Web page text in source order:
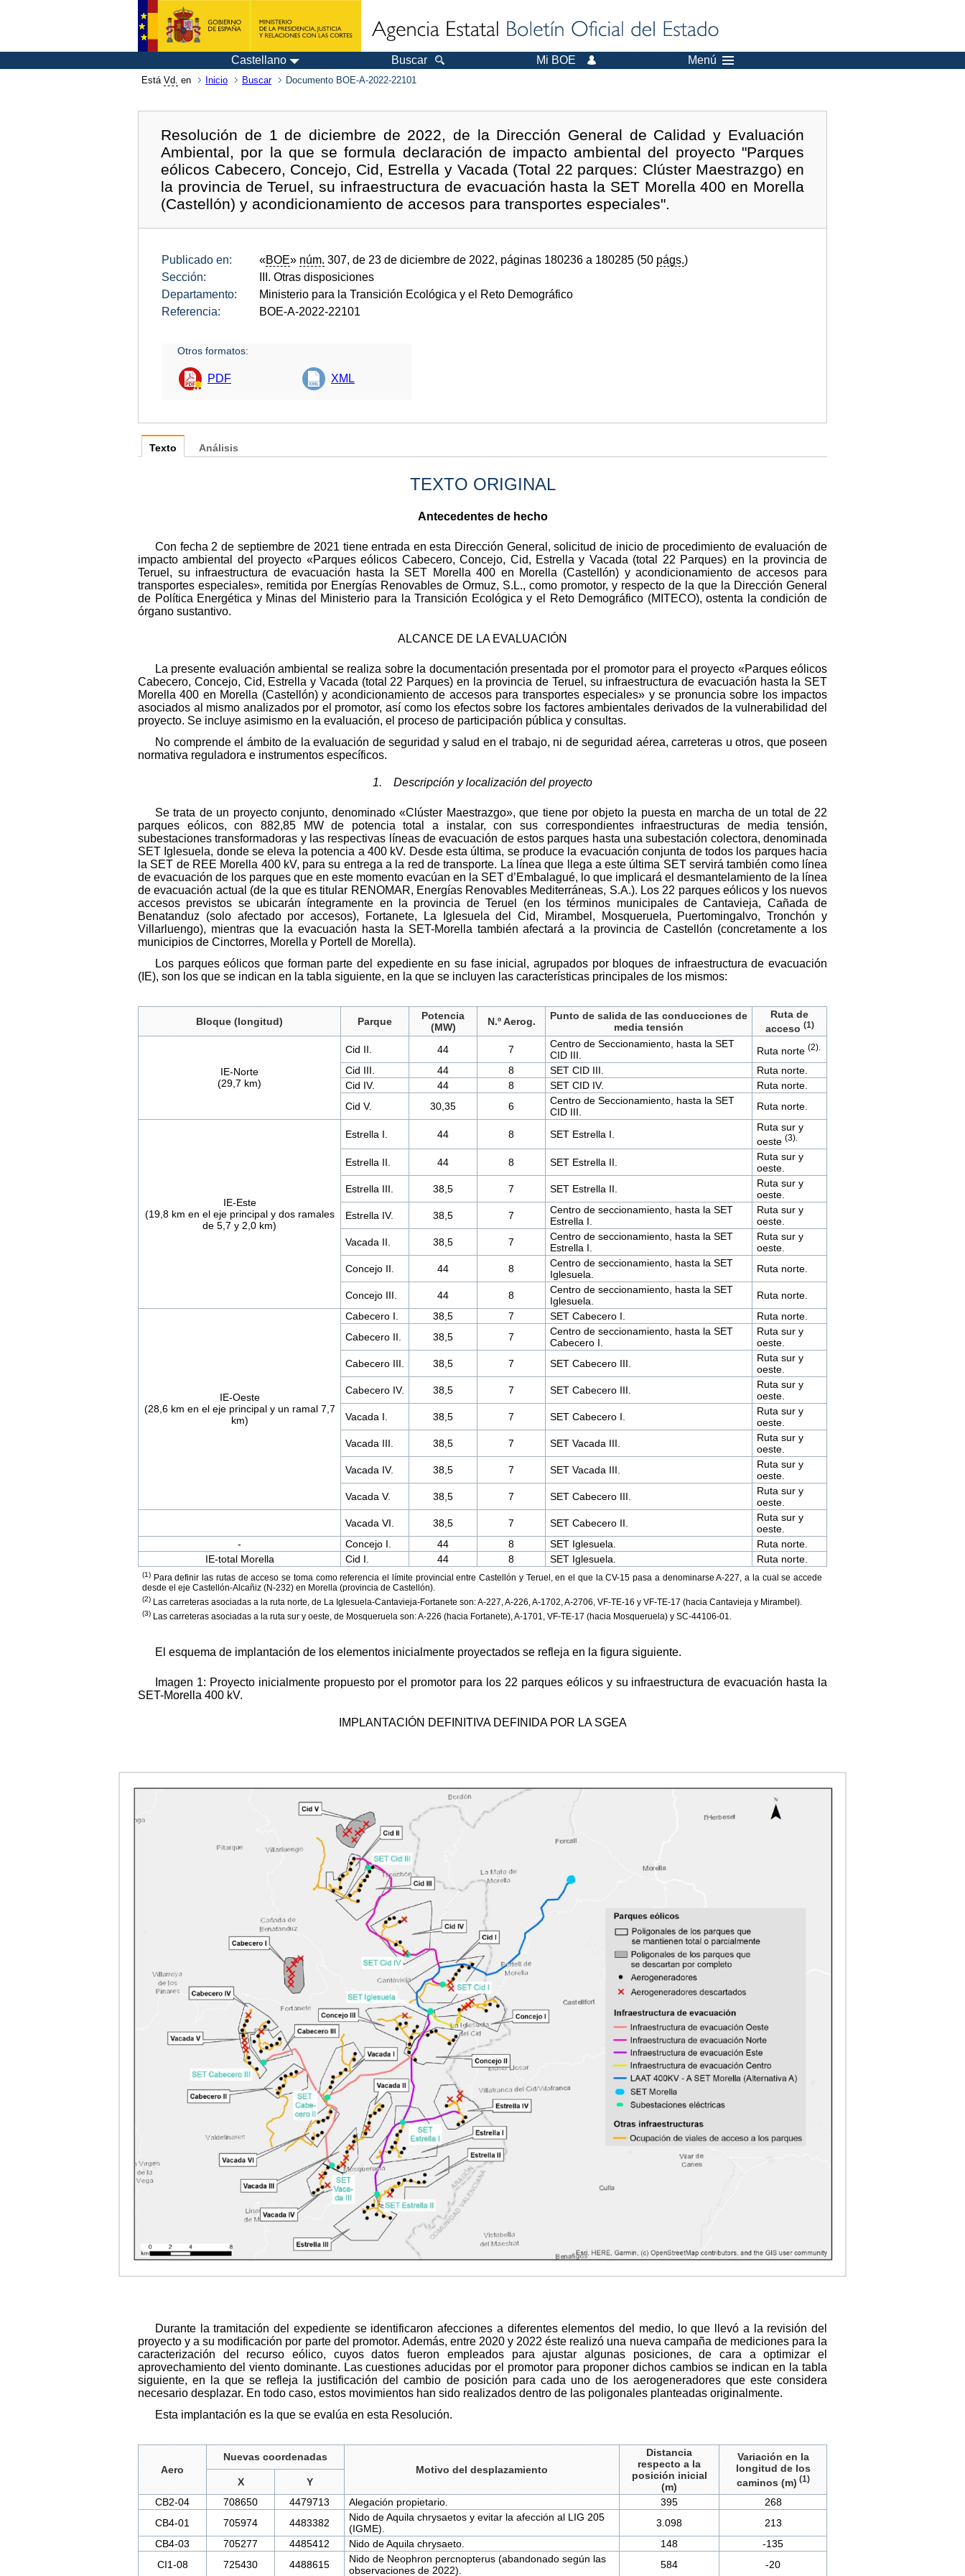
Castellano Buscar Mi BOE Menú
Está Vd. en Inicio Buscar Documento BOE-A-2022-22101
Resolución de 1 de diciembre de 2022, de la Dirección General de Calidad y Evaluación
Ambiental, por la que se formula declaración de impacto ambiental del proyecto "Parques
eólicos Cabecero, Concejo, Cid, Estrella y Vacada (Total 22 parques: Clúster Maestrazgo) en
la provincia de Teruel, su infraestructura de evacuación hasta la SET Morella 400 en Morella
(Castellón) y acondicionamiento de accesos para transportes especiales".
Publicado en: «BOE» núm. 307, de 23 de diciembre de 2022, páginas 180236 a 180285 (50 págs.)
Sección:
III. Otras disposiciones
Departamento:
Ministerio para la Transición Ecológica y el Reto Demográfico
Referencia:
BOE-A-2022-22101
Otros formatos:
PDF XML
Texto
TEXTO ORIGINAL
Antecedentes de hecho
Con fecha 2 de septiembre de 2021 tiene entrada en esta Dirección General, solicitud de inicio de procedimiento de evaluación de
impacto ambiental del proyecto «Parques eólicos Cabecero, Concejo, Cid, Estrella y Vacada (total 22 Parques) en la provincia de
Teruel, su infraestructura de evacuación hasta la SET Morella 400 en Morella (Castellón) y acondicionamiento de accesos para
transportes especiales», remitida por Energías Renovables de Ormuz, S.L., como promotor, y respecto de la que la Dirección General
de Política Energética y Minas del Ministerio para la Transición Ecológica y el Reto Demográfico (MITECO), ostenta la condición de
órgano sustantivo.
ALCANCE DE LA EVALUACIÓN
La presente evaluación ambiental se realiza sobre la documentación presentada por el promotor para el proyecto «Parques eólicos
Cabecero, Concejo, Cid, Estrella y Vacada (total 22 Parques) en la provincia de Teruel, su infraestructura de evacuación hasta la SET
Morella 400 en Morella (Castellón) y acondicionamiento de accesos para transportes especiales» y se pronuncia sobre los impactos
asociados al mismo analizados por el promotor, así como los efectos sobre los factores ambientales derivados de la vulnerabilidad del
proyecto. Se incluye asimismo en la evaluación, el proceso de participación pública y consultas.
No comprende el ámbito de la evaluación de seguridad y salud en el trabajo, ni de seguridad aérea, carreteras u otros, que poseen
normativa reguladora e instrumentos específicos.
1. Descripción y localización del proyecto
Se trata de un proyecto conjunto, denominado «Clúster Maestrazgo», que tiene por objeto la puesta en marcha de un total de 22
parques eólicos, con 882,85 MW de potencia total a instalar, con sus correspondientes infraestructuras de media tensión,
subestaciones transformadoras y las respectivas líneas de evacuación de estos parques hasta una subestación colectora, denominada
SET Iglesuela, donde se eleva la potencia a 400 kV. Desde esta última, se produce la evacuación conjunta de todos los parques hacia
la SET de REE Morella 400 kV, para su entrega a la red de transporte. La línea que llega a este última SET servirá también como línea
de evacuación de los parques que en este momento evacúan en la SET d’Embalagué, lo que implicará el desmantelamiento de la línea
de evacuación actual (de la que es titular RENOMAR, Energías Renovables Mediterráneas, S.A.). Los 22 parques eólicos y los nuevos
accesos previstos se ubicarán íntegramente en la provincia de Teruel (en los términos municipales de Cantavieja, Cañada de
Benatanduz (solo afectado por accesos), Fortanete, La Iglesuela del Cid, Mirambel, Mosqueruela, Puertomingalvo, Tronchón y
Villarluengo), mientras que la evacuación hasta la SET-Morella también afectará a la provincia de Castellón (concretamente a los
municipios de Cinctorres, Morella y Portell de Morella).
Los parques eólicos que forman parte del expediente en su fase inicial, agrupados por bloques de infraestructura de evacuación
(IE), son los que se indican en la tabla siguiente, en la que se incluyen las características principales de los mismos:
Bloque (longitud) Parque
Potencia
(MW)
N.º Aerog.
Punto de salida de las conducciones de
media tensión
Ruta de
acceso (1)
IE-Norte
(29,7 km)
Cid II. 44 7
Centro de Seccionamiento, hasta la SET
CID III.
Ruta norte (2).
Cid III. 44 8 SET CID III.
Ruta norte.
Cid IV.
44 8 SET CID IV.
Ruta norte.
Cid V.
30,35 6
Centro de Seccionamiento, hasta la SET
CID III.
Ruta norte.
IE-Este
(19,8 km en el eje principal y dos ramales
de 5,7 y 2,0 km)
Estrella I. 44 8 SET Estrella I.
Ruta sur y
oeste (3).
Estrella II. 44 8 SET Estrella II.
Ruta sur y
oeste.
Estrella III.
38,5 7 SET Estrella II.
Ruta sur y
oeste.
Estrella IV.
38,5 7
Centro de seccionamiento, hasta la SET
Estrella I.
Ruta sur y
oeste.
Vacada II.
38,5 7
Centro de seccionamiento, hasta la SET
Estrella I.
Ruta sur y
oeste.
Concejo II.
44 8
Centro de seccionamiento, hasta la SET
Iglesuela.
Ruta norte.
Concejo III. 44 8
Centro de seccionamiento, hasta la SET
Iglesuela.
Ruta norte.
IE-Oeste
(28,6 km en el eje principal y un ramal 7,7
km)
Cabecero I. 38,5 7 SET Cabecero I.
Ruta norte.
Cabecero II.
38,5 7
Centro de seccionamiento, hasta la SET
Cabecero I.
Ruta sur y
oeste.
Cabecero III.
38,5 7 SET Cabecero III.
Ruta sur y
oeste.
Cabecero IV.
38,5 7 SET Cabecero III.
Ruta sur y
oeste.
Vacada I.
38,5 7 SET Cabecero I.
Ruta sur y
oeste.
Vacada III.
38,5 7 SET Vacada III.
Ruta sur y
oeste.
Vacada IV.
38,5 7 SET Vacada III.
Ruta sur y
oeste.
Vacada V.
38,5 7 SET Cabecero III.
Ruta sur y
oeste.
Vacada VI.
38,5 7 SET Cabecero II.
Ruta sur y
oeste.
-
Concejo I. 44 8 SET Iglesuela.
Ruta norte.
IE-total Morella
Cid I. 44 8 SET Iglesuela. Ruta norte.
(1) Para definir las rutas de acceso se toma como referencia el límite provincial entre Castellón y Teruel, en el que la CV-15 pasa a denominarse A-227, a la cual se accede
desde el eje Castellón-Alcañiz (N-232) en Morella (provincia de Castellón).
(2)Las carreteras asociadas a la ruta norte, de La Iglesuela-Cantavieja-Fortanete son: A-227, A-226, A-1702, A-2706, VF-TE-16 y VF-TE-17 (hacia Cantavieja y Mirambel).
(3) Las carreteras asociadas a la ruta sur y oeste, de Mosqueruela son: A-226 (hacia Fortanete), A-1701, VF-TE-17 (hacia Mosqueruela) y SC-44106-01.
El esquema de implantación de los elementos inicialmente proyectados se refleja en la figura siguiente.
Imagen 1: Proyecto inicialmente propuesto por el promotor para los 22 parques eólicos y su infraestructura de evacuación hasta la
SET-Morella 400 kV.
IMPLANTACIÓN DEFINITIVA DEFINIDA POR LA SGEA
Durante la tramitación del expediente se identificaron afecciones a diferentes elementos del medio, lo que llevó a la revisión del
proyecto y a su modificación por parte del promotor. Además, entre 2020 y 2022 éste realizó una nueva campaña de mediciones para la
caracterización del recurso eólico, cuyos datos fueron empleados para ajustar algunas posiciones, de cara a optimizar el
aprovechamiento del viento dominante. Las cuestiones aducidas por el promotor para proponer dichos cambios se indican en la tabla
siguiente, en la que se refleja la justificación del cambio de posición para cada uno de los aerogeneradores que este considera
necesario desplazar. En todo caso, estos movimientos han sido realizados dentro de las poligonales planteadas originalmente.
Esta implantación es la que se evalúa en esta Resolución.
Aero
Nuevas coordenadas
Motivo del desplazamiento
Distancia
respecto a la
posición inicial
(m)
Variación en la
longitud de los
caminos (m) (1)
X
Y
CB2-04
708650 4479713 Alegación propietario. 395
268
CB4-01
705974 4483382
Nido de Aquila chrysaetos y evitar la afección al LIG 205
(IGME).
3.098
213
CB4-03
705277 4485412 Nido de Aquila chrysaeto. 148
-135
CI1-08
725430 4488615
Nido de Neophron percnopterus (abandonado según las
observaciones de 2022).
584 -20
Análisis